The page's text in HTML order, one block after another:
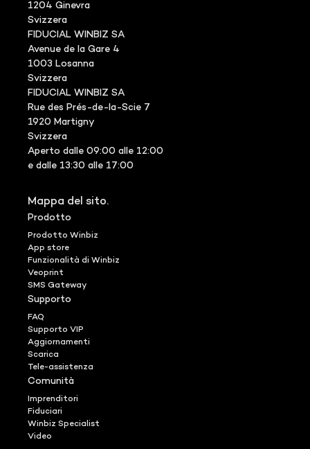
1204 Ginevra
Svizzera
FIDUCIAL WINBIZ SA
Avenue de la Gare 4
1003 Losanna
Svizzera
FIDUCIAL WINBIZ SA
Rue des Prés-de-la-Scie 7
1920 Martigny
Svizzera
Aperto dalle 09:00 alle 12:00
e dalle 13:30 alle 17:00
Mappa del sito.
Prodotto
Prodotto Winbiz
App store
Funzionalità di Winbiz
Veoprint
SMS Gateway
Supporto
FAQ
Supporto VIP
Aggiornamenti
Scarica
Tele-assistenza
Comunità
Imprenditori
Fiduciari
Winbiz Specialist
Video